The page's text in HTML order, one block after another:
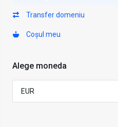
Transfer domeniu
Coșul meu
Alege moneda